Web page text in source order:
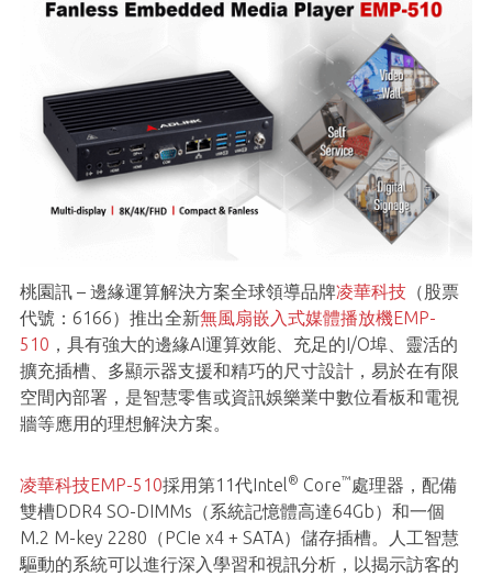
桃園訊 – 邊緣運算解決方案全球領導品牌凌華科技（股票
代號：6166）推出全新無風扇嵌入式媒體播放機EMP-
510 ，具有強大的邊緣AI運算效能、充足的I/O埠、靈活的
擴充插槽、多顯示器支援和精巧的尺寸設計，易於在有限
空間內部署，是智慧零售或資訊娛樂業中數位看板和電視
牆等應用的理想解決方案。
凌華科技EMP-510採用第11代Intel® Core™ 處理器，配備
雙槽DDR4 SO-DIMMs（系統記憶體高達64Gb）和一個
M.2 M-key 2280（PCIe x4 + SATA）儲存插槽。人工智慧
驅動的系統可以進行深入學習和視訊分析，以揭示訪客的